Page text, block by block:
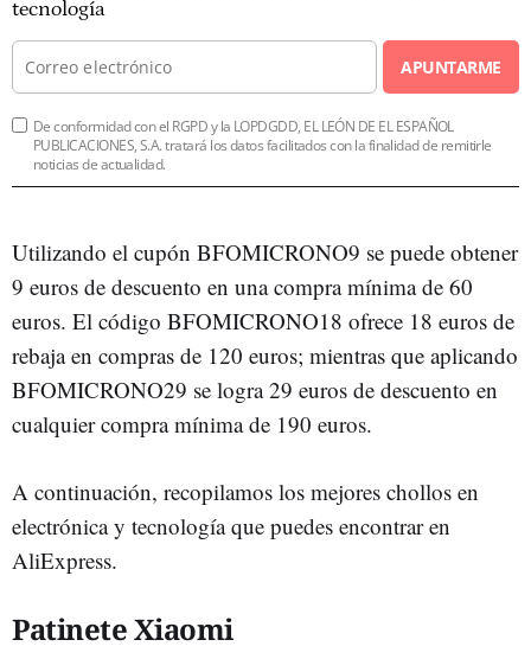
tecnología
APUNTARME
De conformidad con el RGPD y la LOPDGDD, EL LEÓN DE EL ESPAÑOL
PUBLICACIONES, S.A. tratará los datos facilitados con la finalidad de remitirle
noticias de actualidad.
Utilizando el cupón BFOMICRONO9 se puede obtener
9 euros de descuento en una compra mínima de 60
euros. El código BFOMICRONO18 ofrece 18 euros de
rebaja en compras de 120 euros; mientras que aplicando
BFOMICRONO29 se logra 29 euros de descuento en
cualquier compra mínima de 190 euros.
A continuación, recopilamos los mejores chollos en
electrónica y tecnología que puedes encontrar en
AliExpress.
Patinete Xiaomi